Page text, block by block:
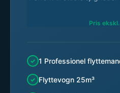
Pris
1 Professionel
Flyttevogn 25m³